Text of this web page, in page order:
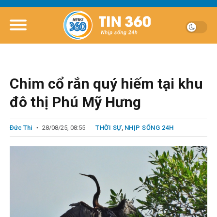
Chim cổ rắn quý hiếm tại khu
đô thị Phú Mỹ Hưng
Đức Thi 28/08/25, 08:55 THỜI SỰ, NHỊP SỐNG 24H